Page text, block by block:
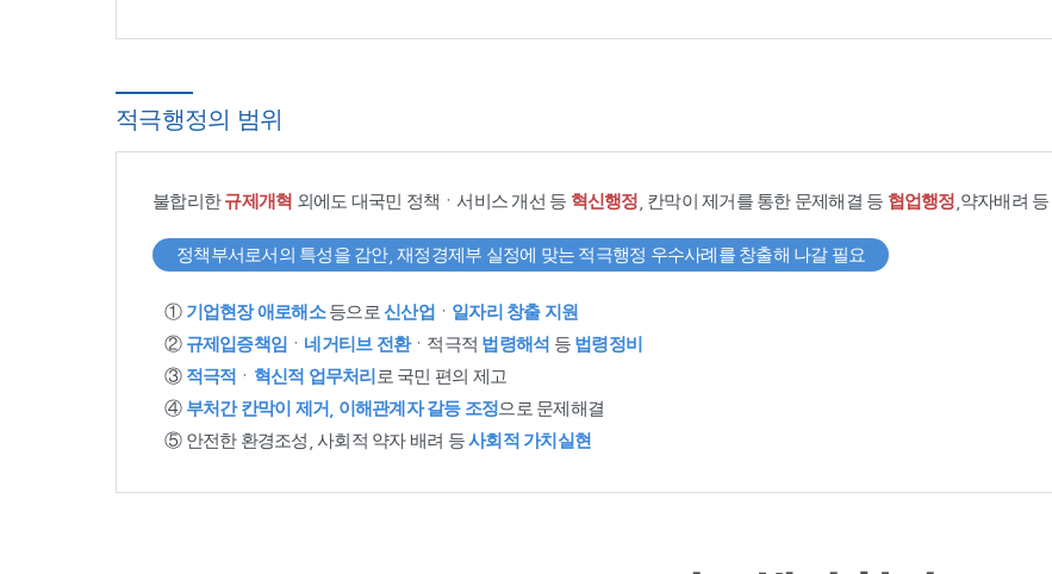
적극행정의 범위
불합리한규제개혁 외에도 대국민 정책ㆍ서비스 개선 등 혁신행정 , 칸막이 제거를 통한 문제해결 등 협업행정 ,약자배려 등
정책부서로서의 특성을 감안, 재정경제부 실정에 맞는 적극행정 우수사례를 창출해 나갈 필요
① 기업현장 애로해소등으로 신산업 ㆍ 일자리 창출 지원
② 규제입증책임 ㆍ 네거티브 전환ㆍ적극적 법령해석 등 법령정비
③ 적극적 ㆍ 혁신적 업무처리 로 국민 편의 제고
④ 부처간 칸막이 제거, 이해관계자 갈등 조정으로 문제해결
⑤ 안전한 환경조성, 사회적 약자 배려 등사회적 가치실현